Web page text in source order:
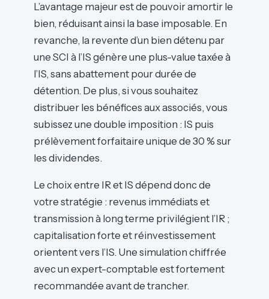
L’avantage majeur est de pouvoir amortir le
bien, réduisant ainsi la base imposable. En
revanche, la revente d’un bien détenu par
une SCI à l’IS génère une plus-value taxée à
l’IS, sans abattement pour durée de
détention. De plus, si vous souhaitez
distribuer les bénéfices aux associés, vous
subissez une double imposition : IS puis
prélèvement forfaitaire unique de 30 % sur
les dividendes.
Le choix entre IR et IS dépend donc de
votre stratégie : revenus immédiats et
transmission à long terme privilégient l’IR ;
capitalisation forte et réinvestissement
orientent vers l’IS. Une simulation chiffrée
avec un expert-comptable est fortement
recommandée avant de trancher.